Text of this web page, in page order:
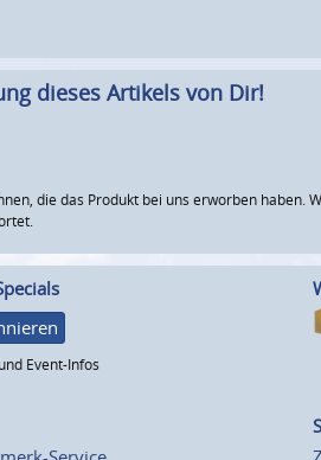
dieses Artikels von Dir!
die das Produkt bei uns erworben
Event-Infos